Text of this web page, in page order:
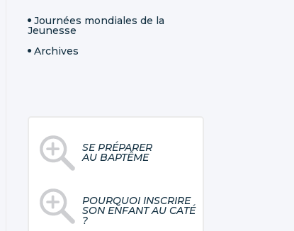
Journées mondiales de la
Jeunesse
Archives
SE PRÉPARER
AU BAPTÊME
POURQUOI INSCRIRE
SON ENFANT AU CATÉ
?